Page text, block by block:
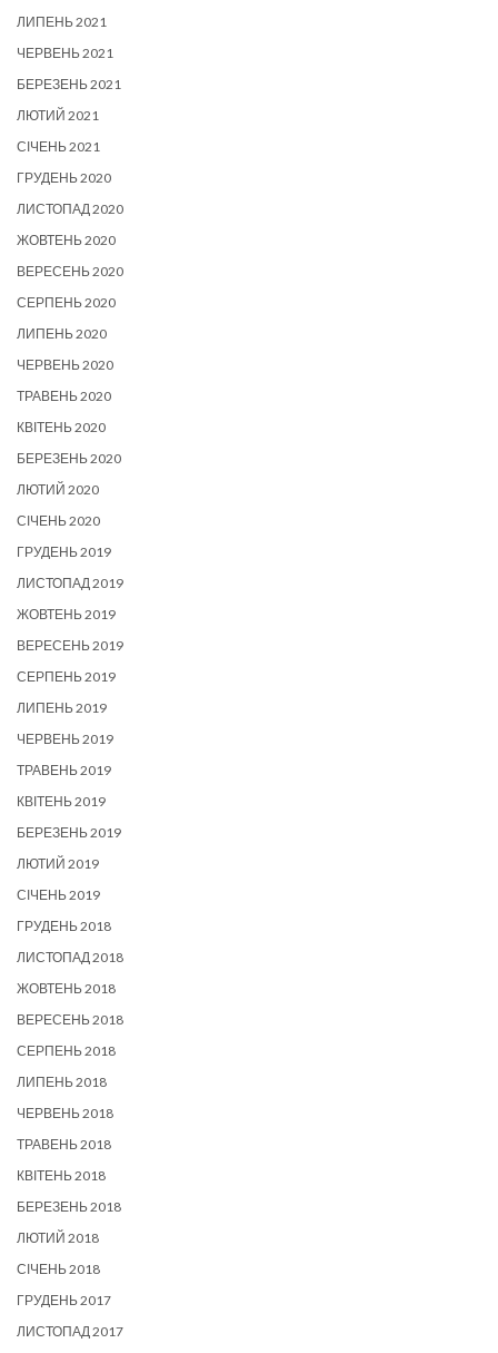
ЛИПЕНЬ 2021
ЧЕРВЕНЬ 2021
БЕРЕЗЕНЬ 2021
ЛЮТИЙ 2021
СІЧЕНЬ 2021
ГРУДЕНЬ 2020
ЛИСТОПАД 2020
ЖОВТЕНЬ 2020
ВЕРЕСЕНЬ 2020
СЕРПЕНЬ 2020
ЛИПЕНЬ 2020
ЧЕРВЕНЬ 2020
ТРАВЕНЬ 2020
КВІТЕНЬ 2020
БЕРЕЗЕНЬ 2020
ЛЮТИЙ 2020
СІЧЕНЬ 2020
ГРУДЕНЬ 2019
ЛИСТОПАД 2019
ЖОВТЕНЬ 2019
ВЕРЕСЕНЬ 2019
СЕРПЕНЬ 2019
ЛИПЕНЬ 2019
ЧЕРВЕНЬ 2019
ТРАВЕНЬ 2019
КВІТЕНЬ 2019
БЕРЕЗЕНЬ 2019
ЛЮТИЙ 2019
СІЧЕНЬ 2019
ГРУДЕНЬ 2018
ЛИСТОПАД 2018
ЖОВТЕНЬ 2018
ВЕРЕСЕНЬ 2018
СЕРПЕНЬ 2018
ЛИПЕНЬ 2018
ЧЕРВЕНЬ 2018
ТРАВЕНЬ 2018
КВІТЕНЬ 2018
БЕРЕЗЕНЬ 2018
ЛЮТИЙ 2018
СІЧЕНЬ 2018
ГРУДЕНЬ 2017
ЛИСТОПАД 2017